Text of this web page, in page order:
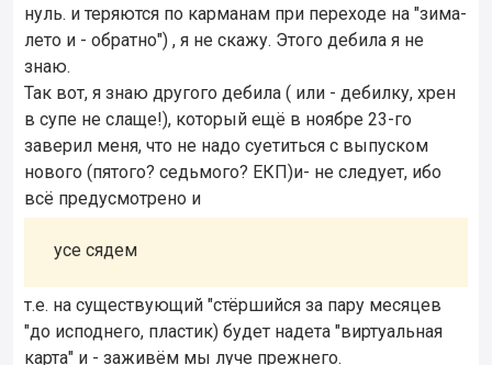
нуль. и теряются по карманам при переходе на "зима-
лето и - обратно") , я не скажу. Этого дебила я не
знаю.
Так вот, я знаю другого дебила ( или - дебилку, хрен
в супе не слаще!), который ещё в ноябре 23-го
заверил меня, что не надо суетиться с выпуском
нового (пятого? седьмого? ЕКП)и- не следует, ибо
всё предусмотрено и
усе сядем
т.е. на существующий "стёршийся за пару месяцев
"до исподнего, пластик) будет надета "виртуальная
карта" и - заживём мы луче прежнего.